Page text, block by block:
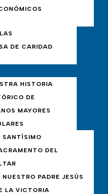
DE CARIDAD
HISTORIA
DE
MAYORES
SANTÍSIMO
DEL
NUESTRO PADRE JESÚS
LA VICTORIA